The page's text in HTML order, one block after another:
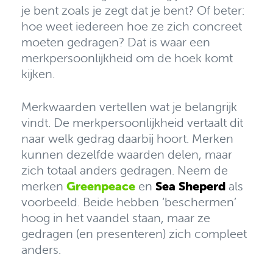
je bent zoals je zegt dat je bent? Of beter:
hoe weet iedereen hoe ze zich concreet
moeten gedragen? Dat is waar een
merkpersoonlijkheid om de hoek komt
kijken.
Merkwaarden vertellen wat je belangrijk
vindt. De merkpersoonlijkheid vertaalt dit
naar welk gedrag daarbij hoort. Merken
kunnen dezelfde waarden delen, maar
zich totaal anders gedragen. Neem de
merken Greenpeace en Sea Sheperd als
voorbeeld. Beide hebben ‘beschermen’
hoog in het vaandel staan, maar ze
gedragen (en presenteren) zich compleet
anders.